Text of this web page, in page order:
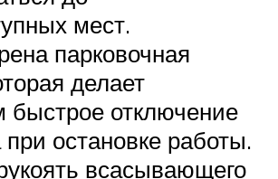
мест.
парковочная
делает
отключение
при остановке работы.
всасывающего